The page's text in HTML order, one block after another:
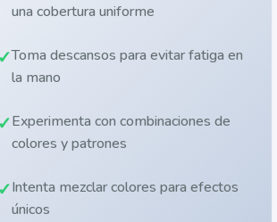
una cobertura uniforme
Toma descansos para evitar fatiga en
la mano
Experimenta con combinaciones de
colores y patrones
Intenta mezclar colores para efectos
únicos